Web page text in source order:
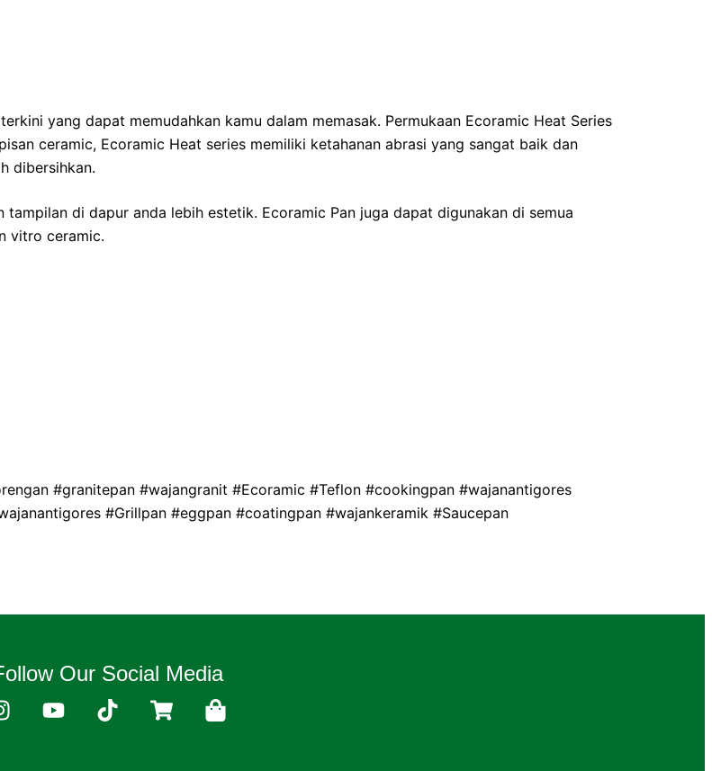
yang dapat memudahkan kamu dalam memasak. Permukaan Ecoramic Heat Series
ceramic, Ecoramic Heat series memiliki ketahanan abrasi yang sangat baik dan
dibersihkan.
di dapur anda lebih estetik. Ecoramic Pan juga dapat digunakan di semua
vitro ceramic.
#granitepan #wajangranit #Ecoramic #Teflon #cookingpan #wajanantigores
#Grillpan #eggpan #coatingpan #wajankeramik #Saucepan
Our Social Media
Y
o
T
i
S
h
S
h